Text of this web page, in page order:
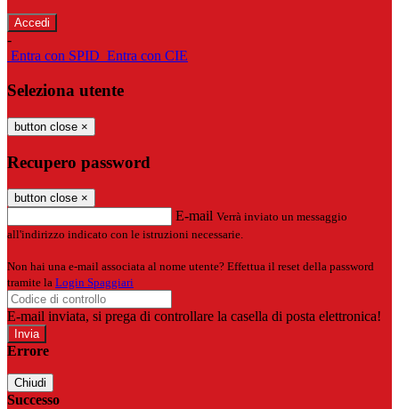
-
Entra con SPID Entra con CIE
Seleziona utente
button close ×
Recupero password
button close ×
E-mail Verrà inviato un messaggio
all'indirizzo indicato con le istruzioni necessarie.
Non hai una e-mail associata al nome utente? Effettua il reset della password
tramite la Login Spaggiari
E-mail inviata, si prega di controllare la casella di posta elettronica!
Errore
Chiudi
Successo